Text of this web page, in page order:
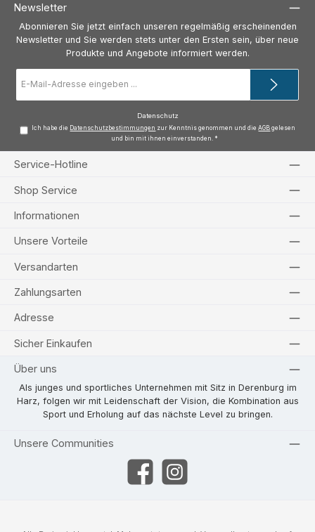
Newsletter
Abonnieren Sie jetzt einfach unseren regelmäßig erscheinenden
Newsletter und Sie werden stets unter den Ersten sein, über neue
Produkte und Angebote informiert werden.
Mail-
Adresse
Datenschutz
Ich habe die Datenschutzbestimmungen zur Kenntnis genommen und dieAGB gelesen
und bin mit ihnen einverstanden. *
Service-Hotline
Shop Service
Informationen
Unsere Vorteile
Versandarten
Zahlungsarten
Adresse
Sicher Einkaufen
Über uns
Als junges und sportliches Unternehmen mit Sitz in Derenburg im
Harz, folgen wir mit Leidenschaft der Vision, die Kombination aus
Sport und Erholung auf das nächste Level zu bringen.
Unsere Communities
FacebookInstagram